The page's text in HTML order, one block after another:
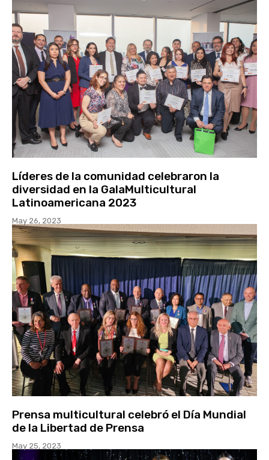
Líderes de la comunidad celebraron la
diversidad en la GalaMulticultural
Latinoamericana 2023
May 26, 2023
Prensa multicultural celebró el Día Mundial
de la Libertad de Prensa
May 25, 2023